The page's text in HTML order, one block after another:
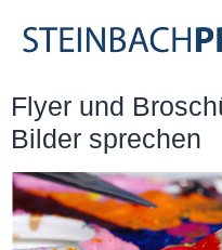
Flyer und
Bilder sprechen